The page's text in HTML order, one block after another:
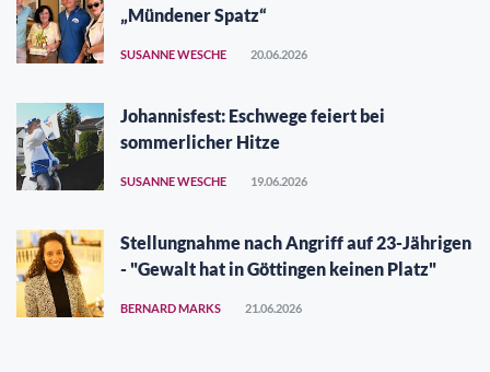
„Mündener Spatz“
SUSANNE WESCHE 20.06.2026
Johannisfest: Eschwege feiert bei
sommerlicher Hitze
SUSANNE WESCHE 19.06.2026
Stellungnahme nach Angriff auf 23-Jährigen
- "Gewalt hat in Göttingen keinen Platz"
BERNARD MARKS 21.06.2026